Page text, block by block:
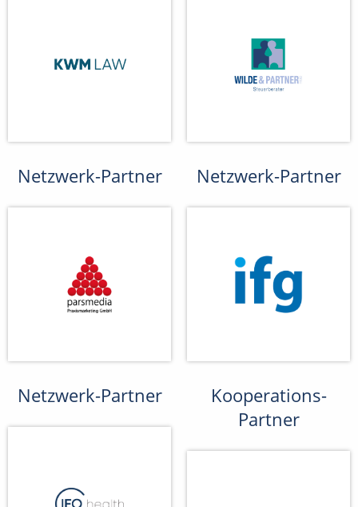
Netzwerk-Partner Netzwerk-Partner
Netzwerk-Partner
Kooperations-
Partner